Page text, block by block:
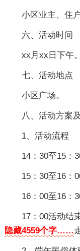
小区业主、住户
六、活动时间
xx月xx日下午。
七、活动地点
小区广场。
八、活动方案
1、活动流程
14：30至15：
15：30至16：
16：00至16：
17：00活动结
隐藏4559个字……